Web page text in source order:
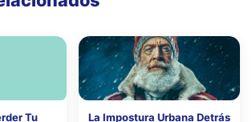
Tu La Impostura Urbana Detrás